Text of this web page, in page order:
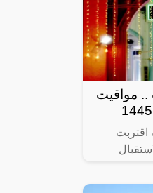
الامارات .. مواقيت
حيث اقتربت
نحن